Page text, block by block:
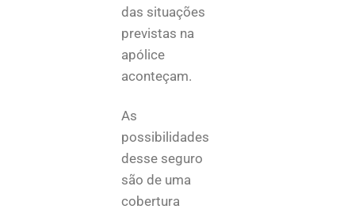
das situações
previstas na
apólice
aconteçam.
As
possibilidades
desse seguro
são de uma
cobertura